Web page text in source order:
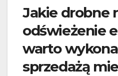
Jakie drobne
odświeżenie
warto
sprzedażą